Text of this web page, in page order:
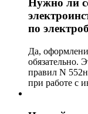
Нужно ли
по
Да,
обязательно.
правил N 552н
при работе с